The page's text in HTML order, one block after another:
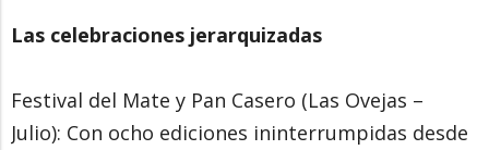
Las celebraciones jerarquizadas
Festival del Mate y Pan Casero (Las Ovejas –
Julio): Con ocho ediciones ininterrumpidas desde